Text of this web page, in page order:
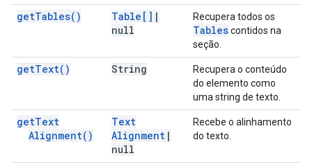
getTables( ) Table[] |
null
Recupera todos os
Tablescontidos na
seção.
getText( ) String
Recupera o conteúdo
do elemento como
uma string de texto.
getText
Alignment( )
Text
Alignment |
null
Recebe o alinhamento
do texto.